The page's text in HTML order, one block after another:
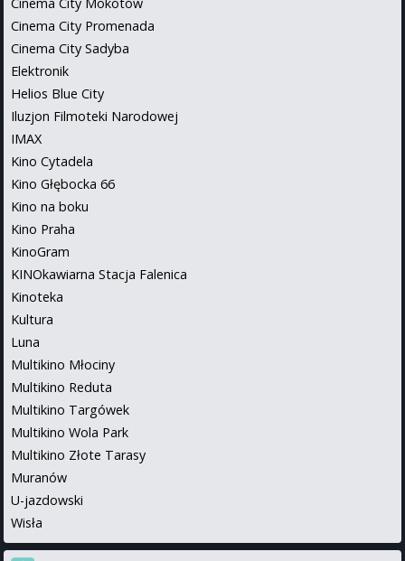
Cinema City Promenada
Cinema City Sadyba
Elektronik
Helios Blue City
Iluzjon Filmoteki Narodowej
IMAX
Kino Cytadela
Kino Głębocka 66
Kino na boku
Kino Praha
KinoGram
KINOkawiarna Stacja Falenica
Kinoteka
Kultura
Luna
Multikino Młociny
Multikino Reduta
Multikino Targówek
Multikino Wola Park
Multikino Złote Tarasy
Muranów
U-jazdowski
Wisła